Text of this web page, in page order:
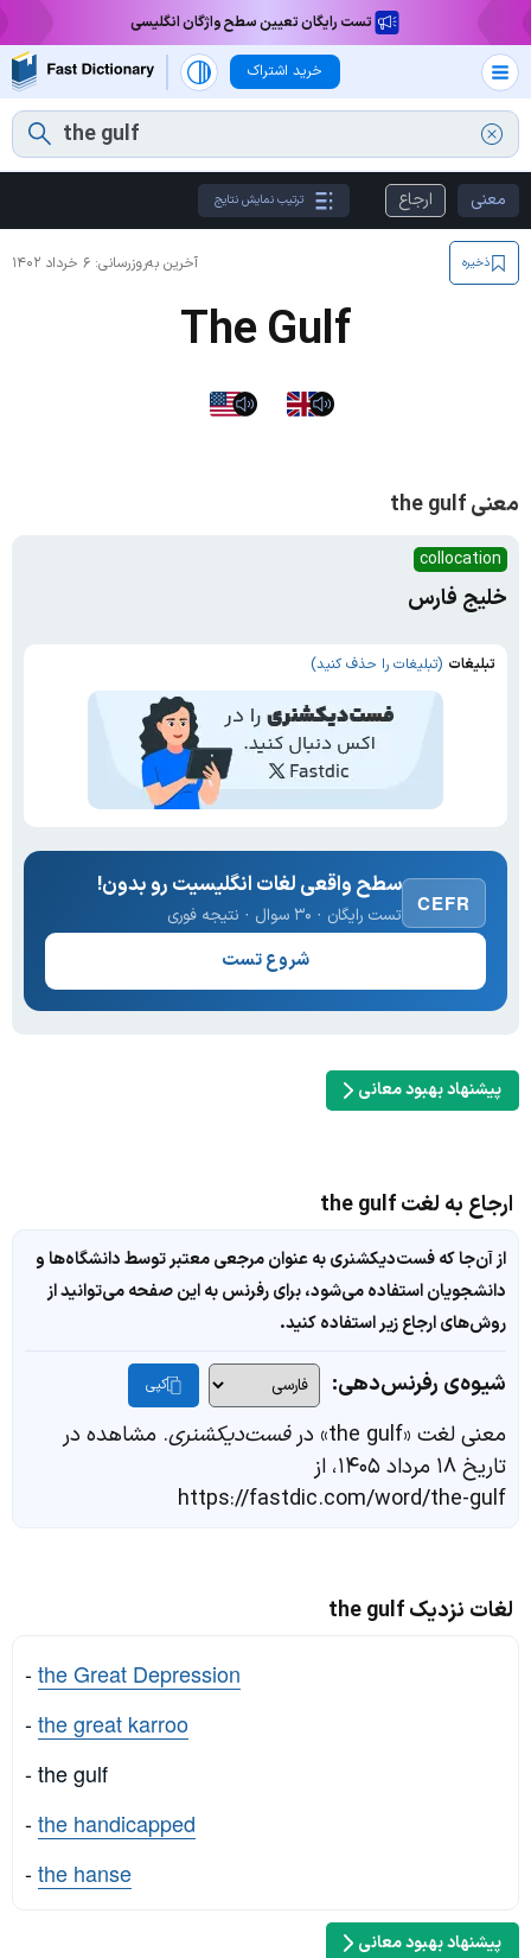
تست رایگان تعیین سطح واژگان انگلیسی
خرید اشتراک
معنی ارجاع ترتیب نمایش نتایج
آخرین به‌روزرسانی: ۶ خرداد ۱۴۰۲ ذخیره
The Gulf
معنی the gulf
collocation
خلیج فارس
تبلیغات (تبلیغات را حذف کنید)
CEFR
سطح واقعی لغات انگلیسیت رو بدون!
تست رایگان · ۳۰ سوال · نتیجه فوری
شروع تست
پیشنهاد بهبود معانی
ارجاع به لغت the gulf
از آن‌جا که فست‌دیکشنری به عنوان مرجعی معتبر توسط دانشگاه‌ها و
دانشجویان استفاده می‌شود، برای رفرنس به این صفحه می‌توانید از
روش‌های ارجاع زیر استفاده کنید.
شیوه‌ی رفرنس‌دهی: کپی
معنی لغت «the gulf» در فست‌دیکشنری. مشاهده در
تاریخ ۱۸ مرداد ۱۴۰۵، از
https://fastdic.com/word/the-gulf
لغات نزدیک the gulf
-the Great Depression
-the great karroo
- the gulf
-the handicapped
-the hanse
پیشنهاد بهبود معانی